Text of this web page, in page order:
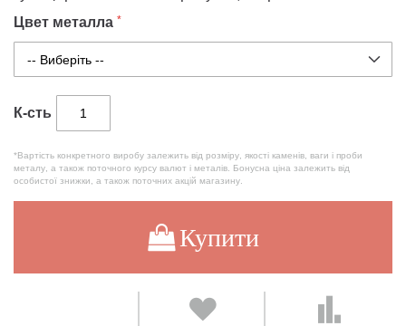
Цвет металла
К-сть
*Вартість конкретного виробу залежить від розміру, якості каменів, ваги і проби
металу, а також поточного курсу валют і металів. Бонусна ціна залежить від
особистої знижки, а також поточних акцій магазину.
Купити